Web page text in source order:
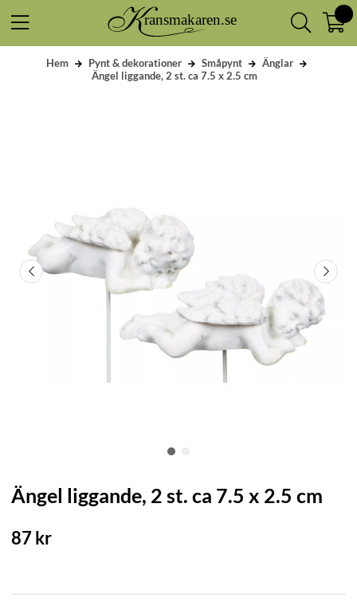
Hem Pynt & dekorationer Småpynt
Änglar
Ängel liggande, 2 st. ca 7.5 x 2.5 cm
Ängel liggande, 2 st. ca 7.5 x 2.5 cm
87 kr